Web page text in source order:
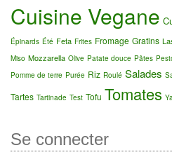
Cuisine Vegane
Épinards Été Feta Frites Fromage Gratins
Miso Mozzarella Olive Patate douce Pâtes
Pomme de terre Purée Riz Roulé Salades
Tartes Tartinade Test Tofu Tomates
Se connecter